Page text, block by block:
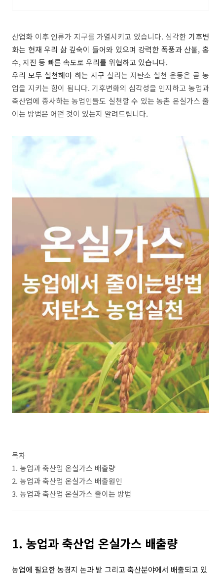
산업화 이후 인류가 지구를 가열시키고 있습니다. 심각한 기후변
화는 현재 우리 삶 깊숙이 들어와 있으며 강력한 폭풍과 산불, 홍
수, 지진 등 빠른 속도로 우리를 위협하고 있습니다.
우리 모두 실천해야 하는 지구 살리는 저탄소 실천 운동은 곧 농
업을 지키는 힘이 됩니다. 기후변화의 심각성을 인지하고 농업과
축산업에 종사하는 농업인들도 실천할 수 있는 농촌 온실가스 줄
이는 방법은 어떤 것이 있는지 알려드립니다.
목차
1. 농업과 축산업 온실가스 배출량
2. 농업과 축산업 온실가스 배출원인
3. 농업과 축산업 온실가스 줄이는 방법
1. 농업과 축산업 온실가스 배출량
농업에 필요한 농경지 논과 밭 그리고 축산분야에서 배출되고 있